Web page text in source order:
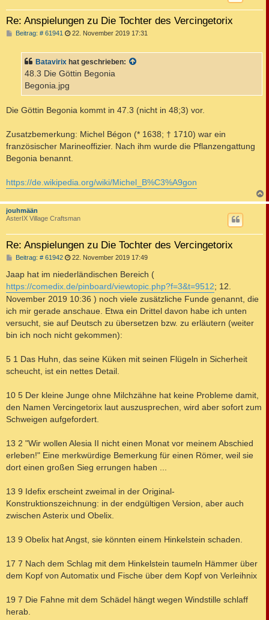
Re: Anspielungen zu Die Tochter des Vercingetorix
Beitrag: # 61941 B
r
a
22. November 2019 17:31
Batavirix hat geschrieben:
48.3 Die Göttin Begonia
Begonia.jpg
Die Göttin Begonia kommt in 47.3 (nicht in 48;3) vor.
Zusatzbemerkung: Michel Bégon (* 1638; † 1710) war ein
französischer Marineoffizier. Nach ihm wurde die Pflanzengattung
Begonia benannt.
https://de.wikipedia.org/wiki/Michel_B%C3%A9gon
a
jouhmään
AsterIX Village Craftsman
Re: Anspielungen zu Die Tochter des Vercingetorix
Beitrag: # 61942B
i
r
a
g
22. November 2019 17:49
Jaap hat im niederländischen Bereich (
https://comedix.de/pinboard/viewtopic.php?f=3&t=9512; 12.
November 2019 10:36 ) noch viele zusätzliche Funde genannt, die
ich mir gerade anschaue. Etwa ein Drittel davon habe ich unten
versucht, sie auf Deutsch zu übersetzen bzw. zu erläutern (weiter
bin ich noch nicht gekommen):
5 1 Das Huhn, das seine Küken mit seinen Flügeln in Sicherheit
scheucht, ist ein nettes Detail.
10 5 Der kleine Junge ohne Milchzähne hat keine Probleme damit,
den Namen Vercingetorix laut auszusprechen, wird aber sofort zum
Schweigen aufgefordert.
13 2 "Wir wollen Alesia II nicht einen Monat vor meinem Abschied
erleben!" Eine merkwürdige Bemerkung für einen Römer, weil sie
dort einen großen Sieg errungen haben ...
13 9 Idefix erscheint zweimal in der Original-
Konstruktionszeichnung: in der endgültigen Version, aber auch
zwischen Asterix und Obelix.
13 9 Obelix hat Angst, sie könnten einem Hinkelstein schaden.
17 7 Nach dem Schlag mit dem Hinkelstein taumeln Hämmer über
dem Kopf von Automatix und Fische über dem Kopf von Verleihnix
19 7 Die Fahne mit dem Schädel hängt wegen Windstille schlaff
herab.